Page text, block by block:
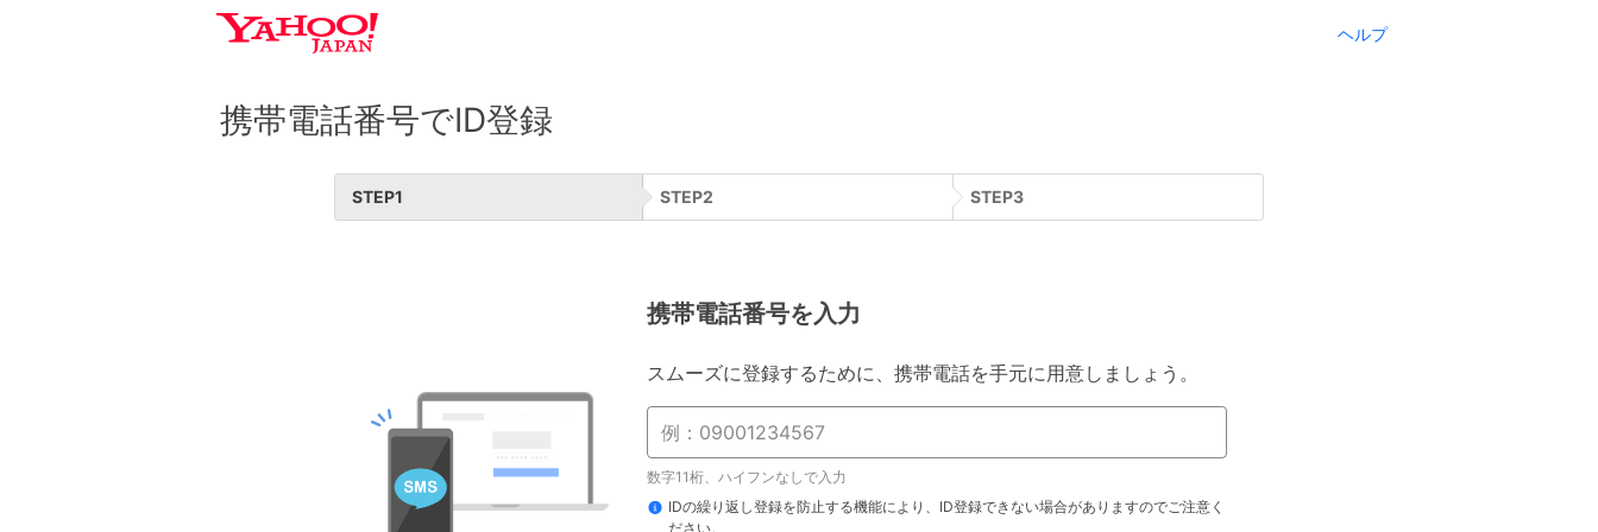
ヘルプ
携帯電話番号でID登録
STEP1 STEP2 STEP3
携帯電話番号を入力
スムーズに登録するために、携帯電話を手元に用意しましょう。
数字11桁、ハイフンなしで入力
IDの繰り返し登録を防止する機能により、ID登録できない場合がありますのでご注意く
ださい。